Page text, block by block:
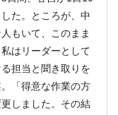
た。ところが、中
もいて、このまま
はリーダーとして
担当と聞き取りを
「得意な作業の方
しました。その結